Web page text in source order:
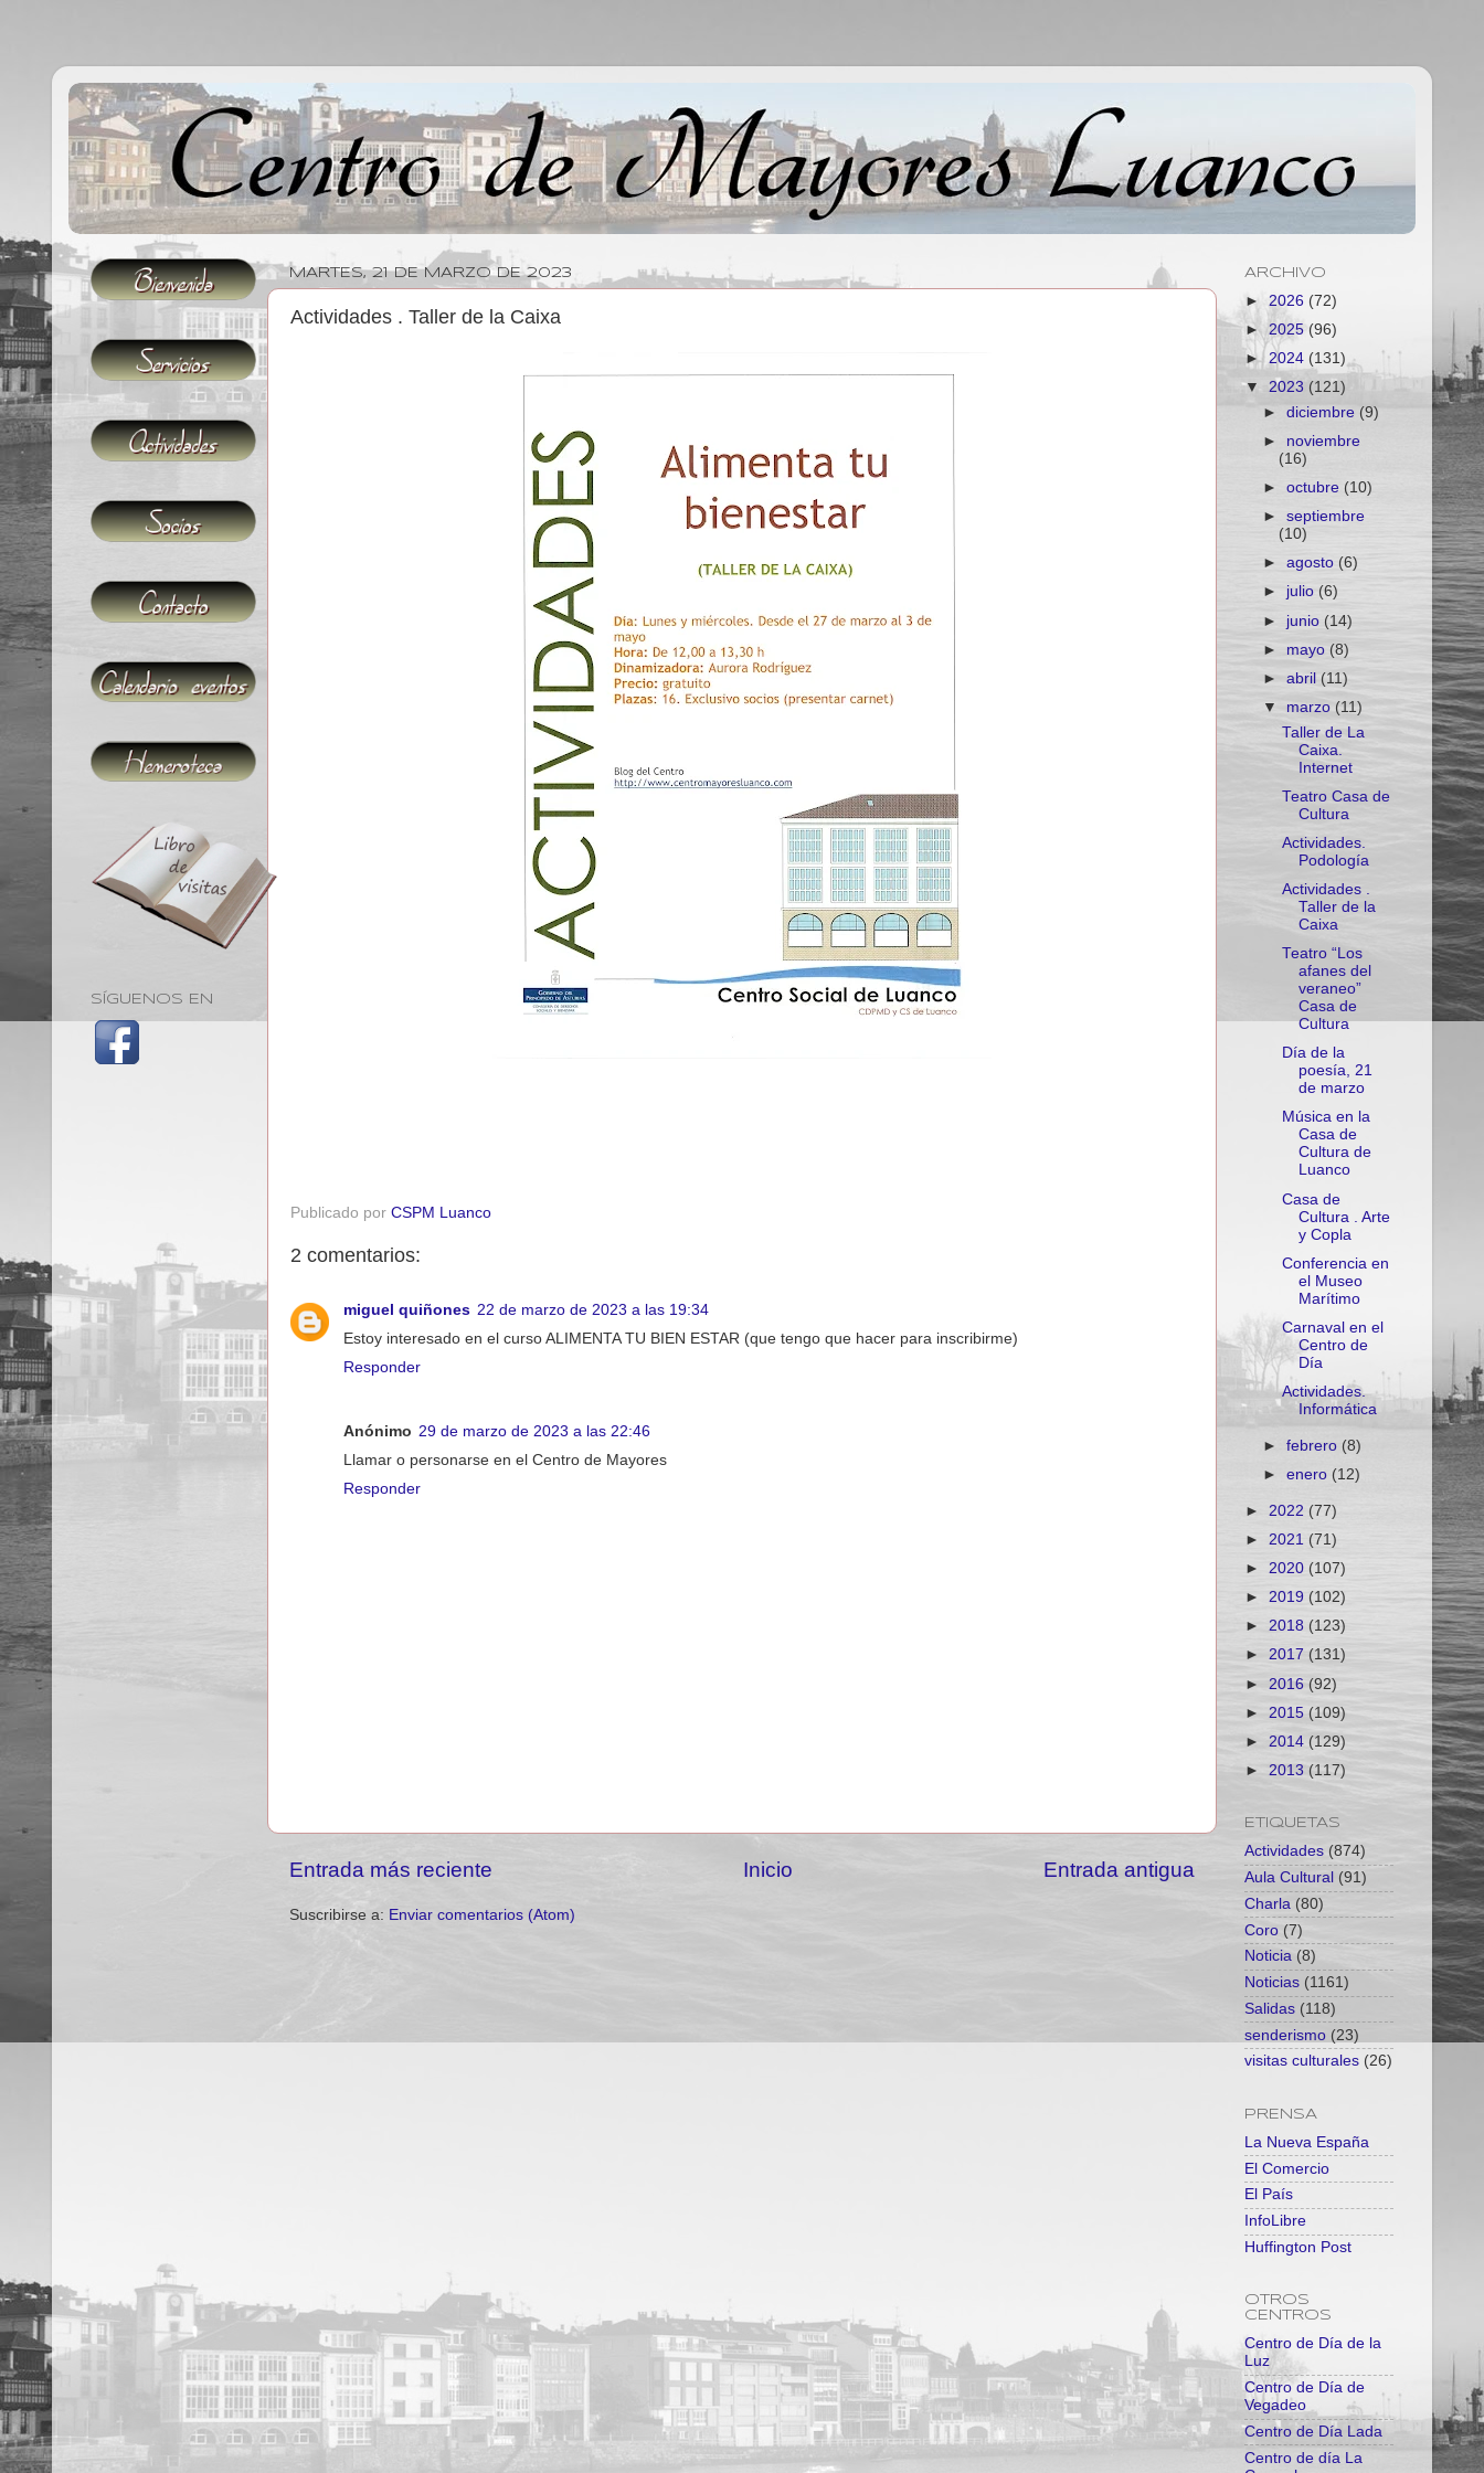
MARTES, 21 DE MARZO DE 2023
Actividades . Taller de la Caixa
Publicado por CSPM Luanco
2 comentarios:
miguel quiñones 22 de marzo de 2023 a las 19:34
Estoy interesado en el curso ALIMENTA TU BIEN ESTAR (que tengo que hacer para inscribirme)
Responder
Anónimo 29 de marzo de 2023 a las 22:46
Llamar o personarse en el Centro de Mayores
Responder
Entrada más reciente Entrada antigua
Inicio
Suscribirse a: Enviar comentarios (Atom)
SÍGUENOS EN
ARCHIVO
► 2026 (72)
► 2025 (96)
► 2024 (131)
▼ 2023 (121)
►diciembre (9)
► noviembre
(16)
►octubre (10)
►septiembre
(10)
►agosto (6)
► julio (6)
► junio(14)
► mayo (8)
►abril(11)
▼ marzo (11)
Taller de La
Caixa.
Internet
Teatro Casa de
Cultura
Actividades.
Podología
Actividades .
Taller de la
Caixa
Teatro “Los
afanes del
veraneo”
Casa de
Cultura
Día de la
poesía, 21
de marzo
Música en la
Casa de
Cultura de
Luanco
Casa de
Cultura . Arte
y Copla
Conferencia en
el Museo
Marítimo
Carnaval en el
Centro de
Día
Actividades.
Informática
►febrero(8)
►enero (12)
► 2022 (77)
► 2021 (71)
► 2020 (107)
► 2019 (102)
► 2018 (123)
► 2017 (131)
► 2016 (92)
► 2015 (109)
► 2014 (129)
► 2013 (117)
ETIQUETAS
Actividades (874)
Aula Cultural (91)
Charla (80)
Coro (7)
Noticia (8)
Noticias (1161)
Salidas (118)
senderismo (23)
visitas culturales (26)
PRENSA
La Nueva España
El Comercio
El País
InfoLibre
Huffington Post
OTROS
CENTROS
Centro de Día de la
Luz
Centro de Día de
Vegadeo
Centro de Día Lada
Centro de día La